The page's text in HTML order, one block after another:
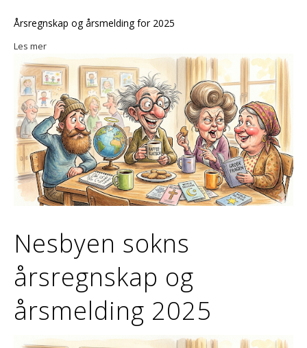
Årsregnskap og årsmelding for 2025
Les mer
Nesbyen sokns
årsregnskap og
årsmelding 2025